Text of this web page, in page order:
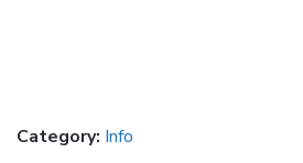
Category: Info